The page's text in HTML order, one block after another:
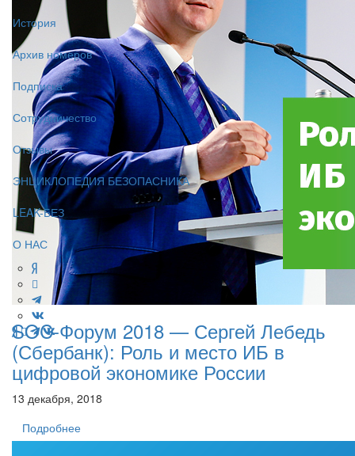
История
Архив номеров
Подписка
Сотрудничество
Отзывы
ЭНЦИКЛОПЕДИЯ БЕЗОПАСНИКА
LEAK-БЕЗ
О НАС
SOC-Форум 2018 — Сергей Лебедь
(Сбербанк): Роль и место ИБ в
цифровой экономике России
13 декабря, 2018
Подробнее